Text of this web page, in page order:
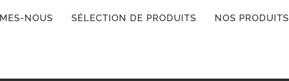
NOUS SÉLECTION DE PRODUITS NOS PRODUITS